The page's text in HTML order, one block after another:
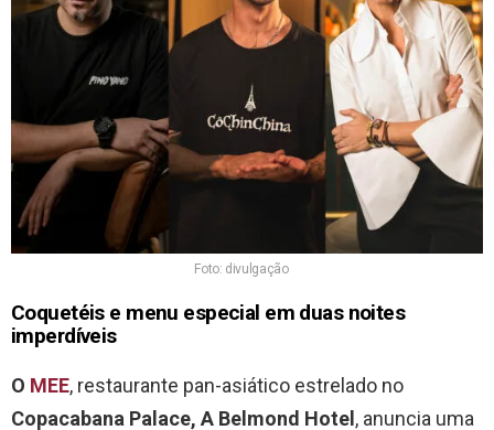
Foto: divulgação
Coquetéis e menu especial em duas noites
imperdíveis
O MEE, restaurante pan-asiático estrelado no
Copacabana Palace, A Belmond Hotel , anuncia uma